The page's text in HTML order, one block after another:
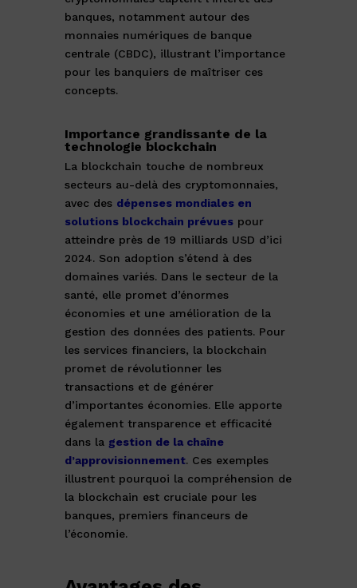
banques, notamment autour des
monnaies numériques de banque
centrale (CBDC), illustrant l’importance
pour les banquiers de maîtriser ces
concepts.
Importance grandissante de la
technologie blockchain
La blockchain touche de nombreux
secteurs au-delà des cryptomonnaies,
avec des dépenses mondiales en
solutions blockchain prévuespour
atteindre près de 19 milliards USD d’ici
2024. Son adoption s’étend à des
domaines variés. Dans le secteur de la
santé, elle promet d’énormes
économies et une amélioration de la
gestion des données des patients. Pour
les services financiers, la blockchain
promet de révolutionner les
transactions et de générer
d’importantes économies. Elle apporte
également transparence et efficacité
dans la gestion de la chaîne
d’approvisionnement. Ces exemples
illustrent pourquoi la compréhension de
la blockchain est cruciale pour les
banques, premiers financeurs de
l’économie.